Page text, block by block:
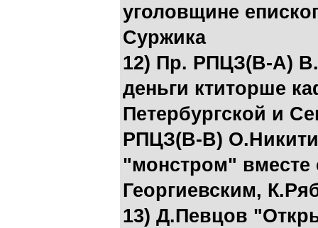
уголовщине
Суржика
12) Пр. РПЦЗ(В-А)
деньги ктиторше
Петербургской и
РПЦЗ(В-В)
"монстром"
Георгиевским,
13) Д.Певцов